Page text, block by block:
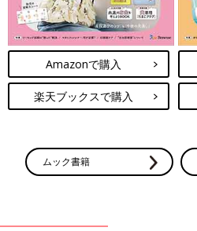
Amazonで購入
楽天ブックスで購入
ムック書籍